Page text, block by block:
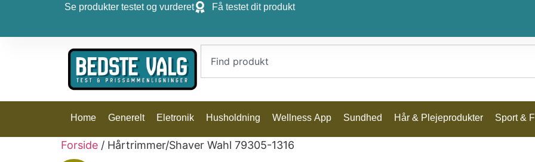
Se produkter testet og vurderet Få testet dit produkt
Home Generelt Eletronik Husholdning Wellness App Sundhed Hår & Plejeprodukter Sport &
Forside / Hårtrimmer/Shaver Wahl 79305-1316